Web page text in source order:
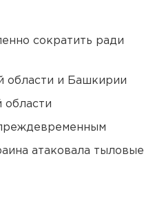
сократить ради
области и Башкирии
области
атаковала тыловые